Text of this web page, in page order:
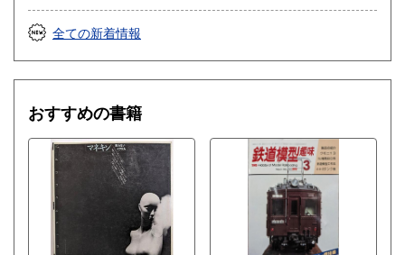
全ての新着情報
おすすめの書籍